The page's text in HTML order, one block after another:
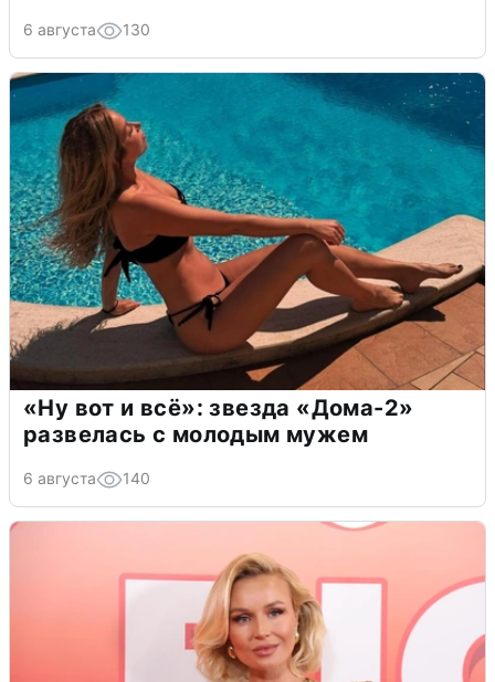
6 августа 130
«Ну вот и всё»: звезда «Дома-2»
развелась с молодым мужем
6 августа 140